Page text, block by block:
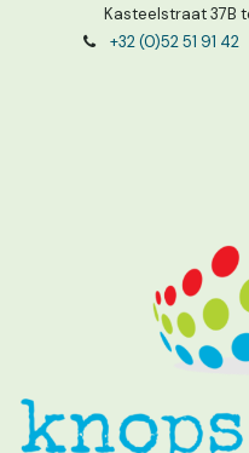
Kasteelstraat 37B
+32 (0)52 51 91 42